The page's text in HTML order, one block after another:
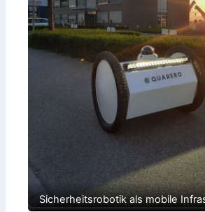
Sicherheitsrobotik als mobile